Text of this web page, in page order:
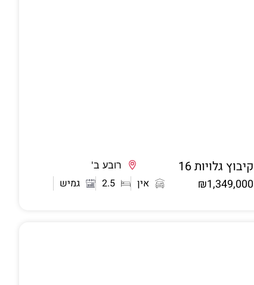
קיבוץ גלויות 16 רובע ב'
₪1,349,000 אין 2.5 גמיש